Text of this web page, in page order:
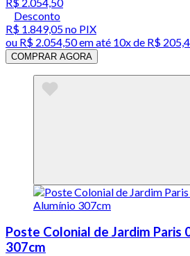
Desconto
R$ 1.849,05no PIX
ou R$ 2.054,50em até 10x de R$
COMPRAR AGORA
Poste Colonial de Jardim Paris
307cm